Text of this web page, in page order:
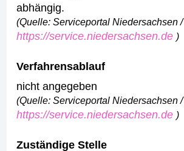
abhängig.
(Quelle: Serviceportal Niedersachsen /
https://service.niedersachsen.de )
Verfahrensablauf
nicht angegeben
(Quelle: Serviceportal Niedersachsen /
https://service.niedersachsen.de )
Zuständige Stelle